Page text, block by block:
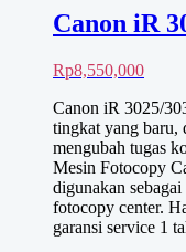
Canon iR
Rp8,550,000
Canon iR 3025/
tingkat yang baru,
mengubah tugas
Mesin Fotocopy
digunakan
fotocopy center.
garansi service 1